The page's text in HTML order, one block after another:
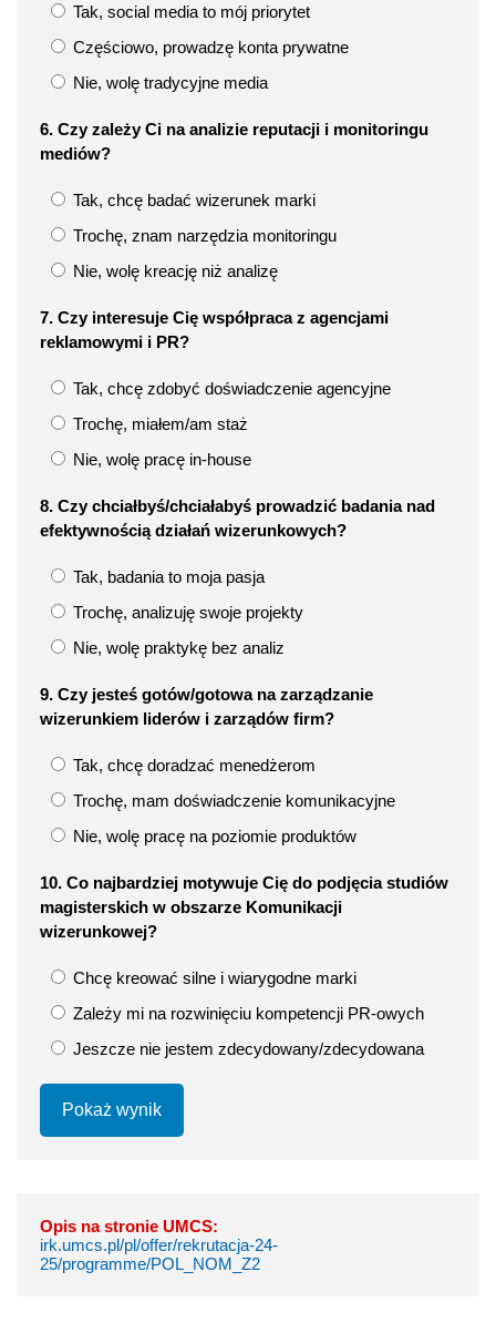
Tak, social media to mój priorytet
Częściowo, prowadzę konta prywatne
Nie, wolę tradycyjne media
6. Czy zależy Ci na analizie reputacji i monitoringu
mediów?
Tak, chcę badać wizerunek marki
Trochę, znam narzędzia monitoringu
Nie, wolę kreację niż analizę
7. Czy interesuje Cię współpraca z agencjami
reklamowymi i PR?
Tak, chcę zdobyć doświadczenie agencyjne
Trochę, miałem/am staż
Nie, wolę pracę in-house
8. Czy chciałbyś/chciałabyś prowadzić badania nad
efektywnością działań wizerunkowych?
Tak, badania to moja pasja
Trochę, analizuję swoje projekty
Nie, wolę praktykę bez analiz
9. Czy jesteś gotów/gotowa na zarządzanie
wizerunkiem liderów i zarządów firm?
Tak, chcę doradzać menedżerom
Trochę, mam doświadczenie komunikacyjne
Nie, wolę pracę na poziomie produktów
10. Co najbardziej motywuje Cię do podjęcia studiów
magisterskich w obszarze Komunikacji
wizerunkowej?
Chcę kreować silne i wiarygodne marki
Zależy mi na rozwinięciu kompetencji PR-owych
Jeszcze nie jestem zdecydowany/zdecydowana
Pokaż wynik
Opis na stronie UMCS:
irk.umcs.pl/pl/offer/rekrutacja-24-
25/programme/POL_NOM_Z2